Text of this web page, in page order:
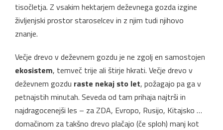
tisočletja. Z vsakim hektarjem deževnega gozda izgine
življenjski prostor staroselcev in z njim tudi njihovo
znanje.
Večje drevo v deževnem gozdu je ne zgolj en samostojen
ekosistem, temveč trije ali štirje hkrati. Večje drevo v
deževnem gozdu raste nekaj sto let, požagajo pa ga v
petnajstih minutah. Seveda od tam prihaja najtrši in
najdragocenejši les – za ZDA, Evropo, Rusijo, Kitajsko …
domačinom za takšno drevo plačajo (če sploh) manj kot